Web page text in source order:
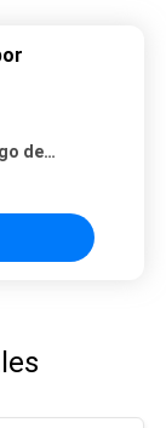
de